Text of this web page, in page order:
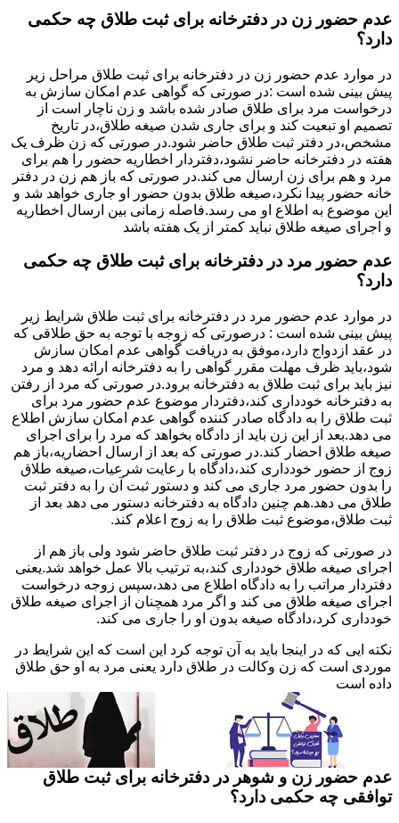
عدم حضور زن در دفترخانه برای ثبت طلاق چه حکمی
دارد؟
در موارد عدم حضور زن در دفترخانه برای ثبت طلاق مراحل زیر
پیش بینی شده است :در صورتی که گواهی عدم امکان سازش به
درخواست مرد برای طلاق صادر شده باشد و زن ناچار است از
تصمیم او تبعیت کند و برای جاری شدن صیغه طلاق،در تاریخ
مشخص،در دفتر ثبت طلاق حاضر شود.در صورتی که زن ظرف یک
هفته در دفترخانه حاضر نشود،دفتردار اخطاریه حضور را هم برای
مرد و هم برای زن ارسال می کند.در صورتی که باز هم زن در دفتر
خانه حضور پیدا نکرد،صیغه طلاق بدون حضور او جاری خواهد شد و
این موضوع به اطلاع او می رسد.فاصله زمانی بین ارسال اخطاریه
و اجرای صیغه طلاق نباید کمتر از یک هفته باشد
عدم حضور مرد در دفترخانه برای ثبت طلاق چه حکمی
دارد؟
در موارد عدم حضور مرد در دفترخانه برای ثبت طلاق شرایط زیر
پیش بینی شده است : درصورتی که زوجه با توجه به حق طلاقی که
در عقد ازدواج دارد،موفق به دریافت گواهی عدم امکان سازش
شود،باید ظرف مهلت مقرر گواهی را به دفترخانه ارائه دهد و مرد
نیز باید برای ثبت طلاق به دفترخانه برود.در صورتی که مرد از رفتن
به دفترخانه خودداری کند،دفتردار موضوع عدم حضور مرد برای
ثبت طلاق را به دادگاه صادر کننده گواهی عدم امکان سازش اطلاع
می دهد.بعد از این زن باید از دادگاه بخواهد که مرد را برای اجرای
صیغه طلاق احضار کند.در صورتی که بعد از ارسال احضاریه،باز هم
زوج از حضور خودداری کند،دادگاه با رعایت شرعیات،صیغه طلاق
را بدون حضور مرد جاری می کند و دستور ثبت آن را به دفتر ثبت
طلاق می دهد.هم چنین دادگاه به دفترخانه دستور می دهد بعد از
ثبت طلاق،موضوع ثبت طلاق را به زوج اعلام کند.
در صورتی که زوج در دفتر ثبت طلاق حاضر شود ولی باز هم از
اجرای صیغه طلاق خودداری کند،به ترتیب بالا عمل خواهد شد.یعنی
دفتردار مراتب را به دادگاه اطلاع می دهد،سپس زوجه درخواست
اجرای صیغه طلاق می کند و اگر مرد همچنان از اجرای صیغه طلاق
خودداری کرد،دادگاه صیغه بدون او را جاری می کند.
نکته ایی که در اینجا باید به آن توجه کرد این است که این شرایط در
موردی است که زن وکالت در طلاق دارد یعنی مرد به او حق طلاق
داده است
عدم حضور زن و شوهر در دفترخانه برای ثبت طلاق
توافقی چه حکمی دارد؟